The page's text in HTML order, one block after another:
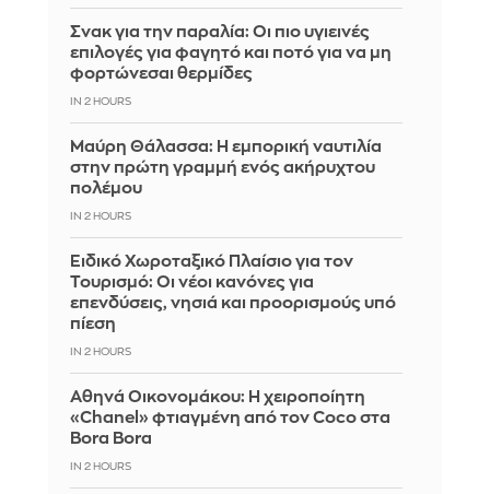
Σνακ για την παραλία: Οι πιο υγιεινές
επιλογές για φαγητό και ποτό για να μη
φορτώνεσαι θερμίδες
IN 2 HOURS
Μαύρη Θάλασσα: Η εμπορική ναυτιλία
στην πρώτη γραμμή ενός ακήρυχτου
πολέμου
IN 2 HOURS
Ειδικό Χωροταξικό Πλαίσιο για τον
Τουρισμό: Οι νέοι κανόνες για
επενδύσεις, νησιά και προορισμούς υπό
πίεση
IN 2 HOURS
Αθηνά Οικονομάκου: Η χειροποίητη
«Chanel» φτιαγμένη από τον Coco στα
Bora Bora
IN 2 HOURS